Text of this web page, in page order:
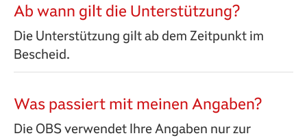
Ab wann gilt die Unterstützung?
Die Unterstützung gilt ab dem Zeitpunkt im
Bescheid.
Was passiert mit meinen Angaben?
Die OBS verwendet Ihre Angaben nur zur